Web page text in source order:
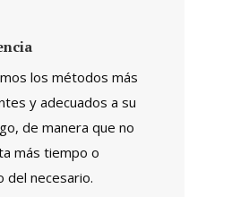
los métodos más
y adecuados a su
de manera que no
más tiempo o
del necesario.